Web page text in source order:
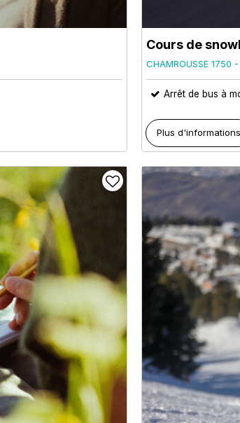
Cours de
CHAMROUSSE 1750 -
Arrêt de bus à
Plus d'informations